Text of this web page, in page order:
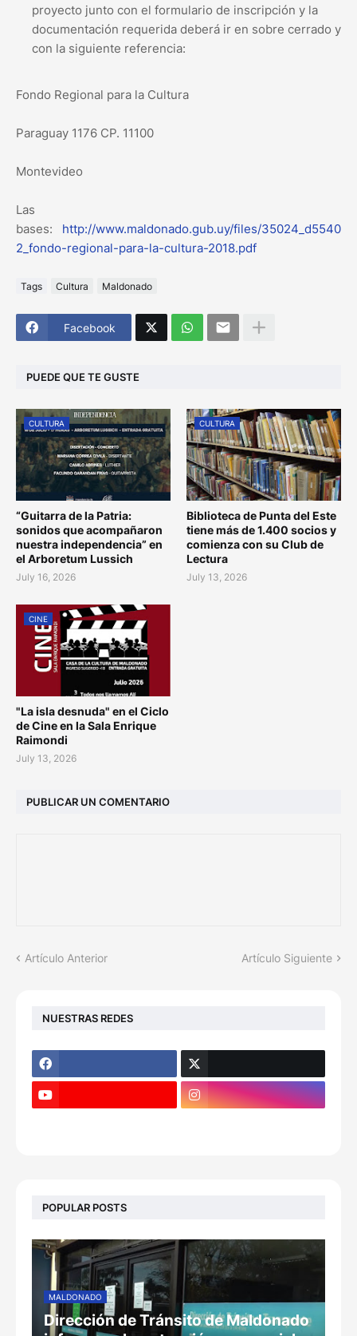
proyecto junto con el formulario de inscripción y la
documentación requerida deberá ir en sobre cerrado y
con la siguiente referencia:
Fondo Regional para la Cultura
Paraguay 1176 CP. 11100
Montevideo
Las
bases: http://www.maldonado.gub.uy/files/35024_d5540
2_fondo-regional-para-la-cultura-2018.pdf
Tags Cultura Maldonado
Facebook
PUEDE QUE TE GUSTE
CULTURA
“Guitarra de la Patria:
sonidos que acompañaron
nuestra independencia” en
el Arboretum Lussich
July 16, 2026
CULTURA
Biblioteca de Punta del Este
tiene más de 1.400 socios y
comienza con su Club de
Lectura
July 13, 2026
CINE
"La isla desnuda" en el Ciclo
de Cine en la Sala Enrique
Raimondi
July 13, 2026
PUBLICAR UN COMENTARIO
Artículo Anterior Artículo Siguiente
NUESTRAS REDES
POPULAR POSTS
MALDONADO
Dirección de Tránsito de Maldonado